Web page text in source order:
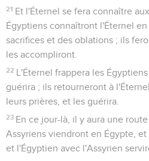
21 Et l'Éternel se fera connaître
Égyptiens connaîtront l'Éternel
sacrifices et des oblations ; ils
les accompliront.
22 L'Éternel frappera les
guérira ; ils retourneront à
leurs prières, et les guérira.
23 En ce jour-là, il y aura une
Assyriens viendront en Égypte,
et l'Égyptien avec l'Assyrien